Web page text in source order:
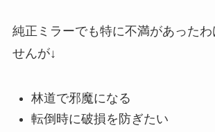
純正ミラーでも特に不満があったわ
せんが↓
林道で邪魔になる
転倒時に破損を防ぎたい